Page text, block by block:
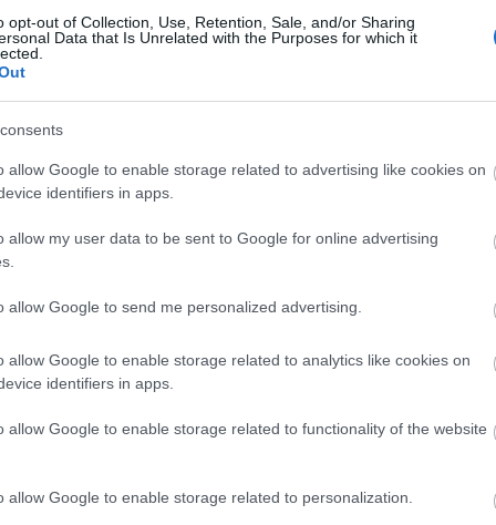
opt-out of Collection, Use, Retention, Sale, and/or Sharing
Data that Is Unrelated with the Purposes for which it
allow Google to enable storage related to advertising like cookies on
identifiers in apps.
allow my user data to be sent to Google for online advertising
allow Google to send me personalized advertising.
allow Google to enable storage related to analytics like cookies on
identifiers in apps.
allow Google to enable storage related to functionality of the website
allow Google to enable storage related to personalization.
ποιότητας των εκπομπών, ο
Αρχή έχει συντάξει αναφορά πως
ωστόσο: «δεν είναι εύκολη